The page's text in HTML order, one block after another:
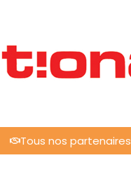
Tous nos partenaires